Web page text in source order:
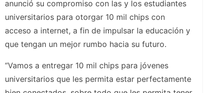
anunció su compromiso con las y los estudiantes
universitarios para otorgar 10 mil chips con
acceso a internet, a fin de impulsar la educación y
que tengan un mejor rumbo hacia su futuro.
“Vamos a entregar 10 mil chips para jóvenes
universitarios que les permita estar perfectamente